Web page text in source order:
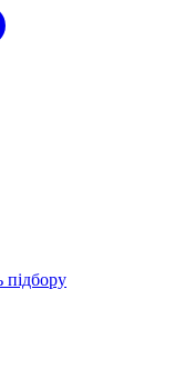
підбору